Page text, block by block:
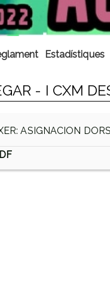
Estadístiques
- I CXM
ASIGNACION